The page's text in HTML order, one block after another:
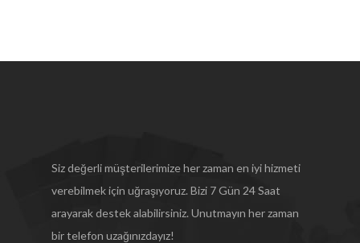
Siz değerli müşterilerimize her zaman en iyi hizmeti
verebilmek için uğraşıyoruz. Bizi 7 Gün 24 Saat
arayarak destek alabilirsiniz. Unutmayın her zaman
bir telefon uzağınızdayız!